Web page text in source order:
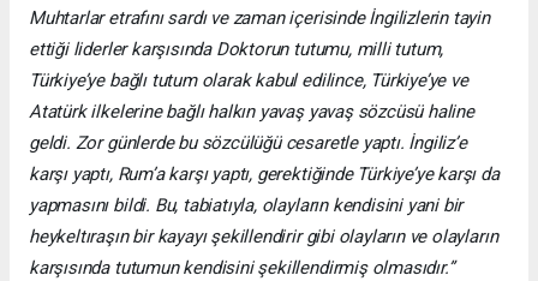
Muhtarlar etrafını sardı ve zaman içerisinde İngilizlerin tayin
ettiği liderler karşısında Doktorun tutumu, milli tutum,
Türkiye’ye bağlı tutum olarak kabul edilince, Türkiye’ye ve
Atatürk ilkelerine bağlı halkın yavaş yavaş sözcüsü haline
geldi. Zor günlerde bu sözcülüğü cesaretle yaptı. İngiliz’e
karşı yaptı, Rum’a karşı yaptı, gerektiğinde Türkiye’ye karşı da
yapmasını bildi. Bu, tabiatıyla, olayların kendisini yani bir
heykeltıraşın bir kayayı şekillendirir gibi olayların ve olayların
karşısında tutumun kendisini şekillendirmiş olmasıdır.”